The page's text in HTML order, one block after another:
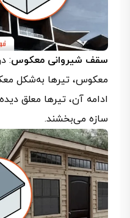
سقف شیروانی معکوس:
معکوس، تیرها به‌شکل
ادامه آن، تیرها معلق
سازه می‌بخشند.